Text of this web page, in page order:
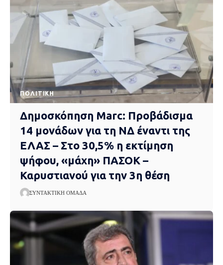
ΠΟΛΙΤΙΚΉ
Δημοσκόπηση Marc: Προβάδισμα
14 μονάδων για τη ΝΔ έναντι της
ΕΛΑΣ – Στο 30,5% η εκτίμηση
ψήφου, «μάχη» ΠΑΣΟΚ –
Καρυστιανού για την 3η θέση
ΣΥΝΤΑΚΤΙΚΉ ΟΜΆΔΑ